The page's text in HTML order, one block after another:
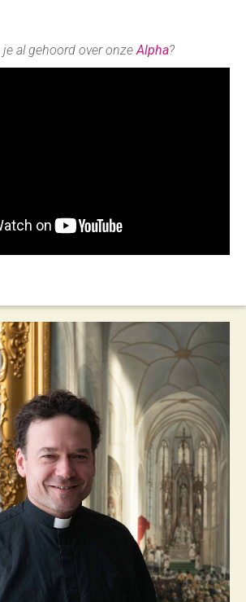
je al gehoord over onzeAlpha?